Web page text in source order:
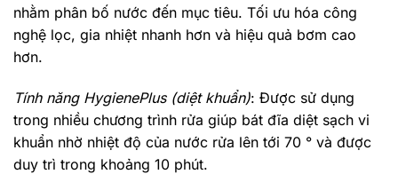
nhằm phân bố nước đến mục tiêu. Tối ưu hóa công
nghệ lọc, gia nhiệt nhanh hơn và hiệu quả bơm cao
hơn.
Tính năng HygienePlus (diệt khuẩn): Được sử dụng
trong nhiều chương trình rửa giúp bát đĩa diệt sạch vi
khuẩn nhờ nhiệt độ của nước rửa lên tới 70 ° và được
duy trì trong khoảng 10 phút.